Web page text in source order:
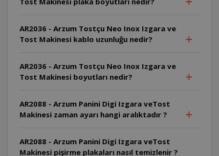
AR2036 - Arzum Tostçu Neo Inox Izgara ve
Tost Makinesi kablo uzunluğu nedir?
AR2036 - Arzum Tostçu Neo Inox Izgara ve
Tost Makinesi boyutları nedir?
AR2088 - Arzum Panini Digi Izgara veTost
Makinesi zaman ayarı hangi aralıktadır ?
AR2088 - Arzum Panini Digi Izgara veTost
Makinesi pişirme plakaları nasıl temizlenir ?